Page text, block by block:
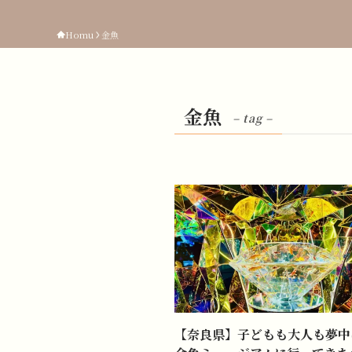
Homu 金魚
金魚 – tag –
【奈良県】子どもも大人も夢